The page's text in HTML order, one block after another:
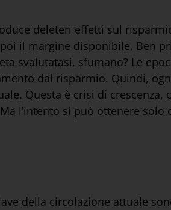
deleteri effetti sul
il margine disponibile. Ben
svalutatasi, sfumano? Le
dal risparmio. Quindi,
Questa è crisi di
l’intento si può ottenere
della circolazione attuale